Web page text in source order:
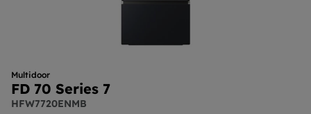
Multidoor
FD 70 Series 7
HFW7720ENMB